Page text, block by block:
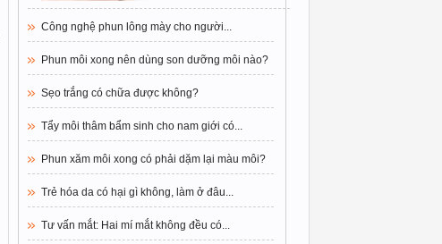
Công nghệ phun lông mày cho người...
Phun môi xong nên dùng son dưỡng môi nào?
Sẹo trắng có chữa được không?
Tẩy môi thâm bẩm sinh cho nam giới có...
Phun xăm môi xong có phải dặm lại màu môi?
Trẻ hóa da có hại gì không, làm ở đâu...
Tư vấn mắt: Hai mí mắt không đều có...